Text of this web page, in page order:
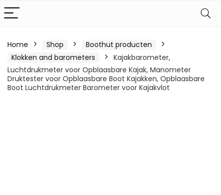
Home Shop
Boothut producten
Klokken and barometers
Kajakbarometer,
Luchtdrukmeter voor Opblaasbare Kajak, Manometer
Druktester voor Opblaasbare Boot Kajakken, Opblaasbare
Boot Luchtdrukmeter Barometer voor Kajakvlot